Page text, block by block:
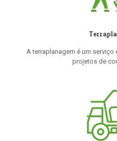
A terraplanagem é um
projetos de